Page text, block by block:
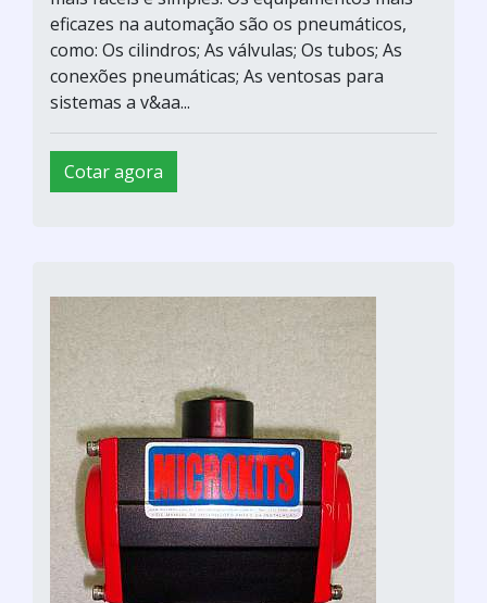
eficazes na automação são os pneumáticos,
como: Os cilindros; As válvulas; Os tubos; As
conexões pneumáticas; As ventosas para
sistemas a v&aa...
Cotar agora